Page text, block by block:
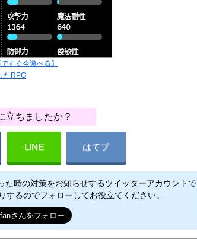
すぐ今遊べる】
たRPG
立ちましたか？
LINE はてブ
時の対策をお知らせするツイッターアカウントで
るのでフォローしてお役立てください。